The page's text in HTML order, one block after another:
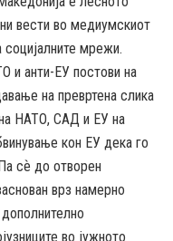
вести во медиумскиот
мрежи.
и анти-ЕУ постови на
на превртена слика
на НАТО, САД и ЕУ на
кон ЕУ дека го
сѐ до отворен
врз намерно
во јужното